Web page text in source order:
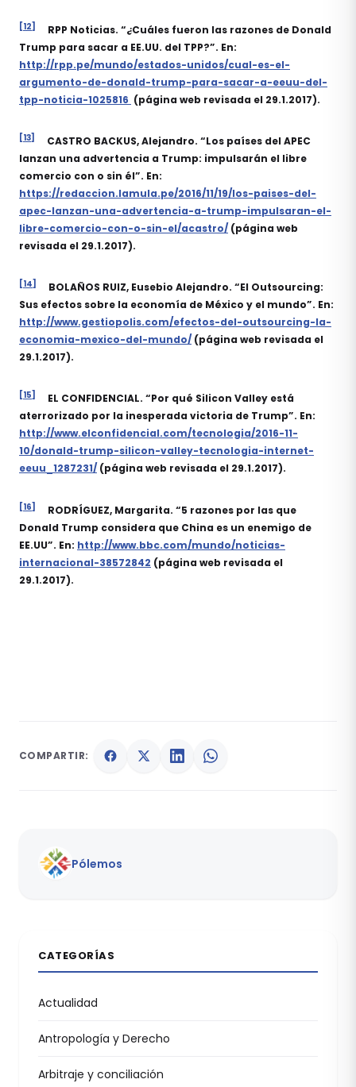
[12]
RPP Noticias. “¿Cuáles fueron las razones de Donald
Trump para sacar a EE.UU. del TPP?”. En:
http://rpp.pe/mundo/estados-unidos/cual-es-el-
argumento-de-donald-trump-para-sacar-a-eeuu-del-
tpp-noticia-1025816 (página web revisada el 29.1.2017).
[13]
CASTRO BACKUS, Alejandro. “Los países del APEC
lanzan una advertencia a Trump: impulsarán el libre
comercio con o sin él”. En:
https://redaccion.lamula.pe/2016/11/19/los-paises-del-
apec-lanzan-una-advertencia-a-trump-impulsaran-el-
libre-comercio-con-o-sin-el/acastro/ (página web
revisada el 29.1.2017).
[14]
BOLAÑOS RUIZ, Eusebio Alejandro. “El Outsourcing:
Sus efectos sobre la economía de México y el mundo”. En:
http://www.gestiopolis.com/efectos-del-outsourcing-la-
economia-mexico-del-mundo/ (página web revisada el
29.1.2017).
[15]
EL CONFIDENCIAL. “Por qué Silicon Valley está
aterrorizado por la inesperada victoria de Trump”. En:
http://www.elconfidencial.com/tecnologia/2016-11-
10/donald-trump-silicon-valley-tecnologia-internet-
eeuu_1287231/ (página web revisada el 29.1.2017).
[16]
RODRÍGUEZ, Margarita. “5 razones por las que
Donald Trump considera que China es un enemigo de
EE.UU”. En: http://www.bbc.com/mundo/noticias-
internacional-38572842 (página web revisada el
29.1.2017).
COMPARTIR:
Pólemos
CATEGORÍAS
Actualidad
Antropología y Derecho
Arbitraje y conciliación